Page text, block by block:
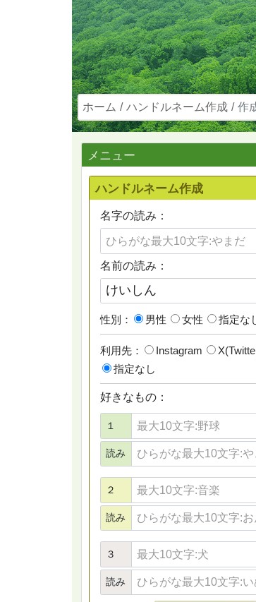
ホーム ハンドルネーム作成 作
メニュー
ハンドルネーム作成
名字の読み：
名前の読み：
性別： 男性 女性 指定な
利用先： Instagram
指定なし
好きなもの：
１
読み
２
読み
３
読み